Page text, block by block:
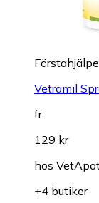
Vetramil
fr.
129 kr
hos
+4 butiker